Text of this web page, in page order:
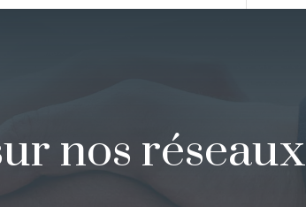
nos réseaux